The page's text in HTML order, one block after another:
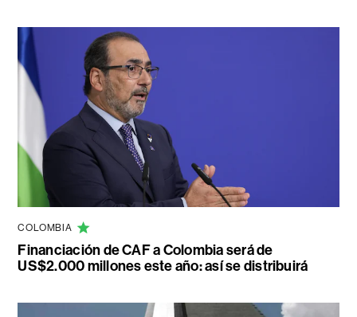
COLOMBIA
Financiación de CAF a Colombia será de
US$2.000 millones este año: así se distribuirá